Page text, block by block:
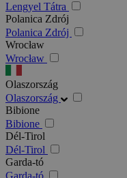
Lengyel Tátra
Polanica Zdrój
Polanica Zdrój
Wrocław
Wrocław
Olaszország
Olaszország
Bibione
Bibione
Dél-Tirol
Dél-Tirol
Garda-tó